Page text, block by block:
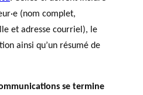
(nom complet,
et adresse courriel), le
ainsi qu’un résumé de
se termine